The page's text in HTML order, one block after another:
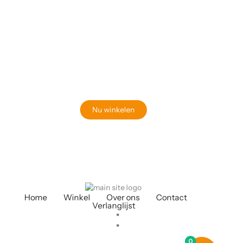
Nu winkelen
Home Winkel Over ons
Contact
Verlanglijst
0